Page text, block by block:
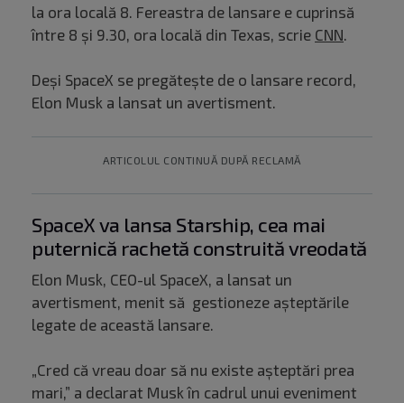
la ora locală 8. Fereastra de lansare e cuprinsă
între 8 și 9.30, ora locală din Texas, scrie CNN.
Deși SpaceX se pregătește de o lansare record,
Elon Musk a lansat un avertisment.
ARTICOLUL CONTINUĂ DUPĂ RECLAMĂ
SpaceX va lansa Starship, cea mai
puternică rachetă construită vreodată
Elon Musk, CEO-ul SpaceX, a lansat un
avertisment, menit să gestioneze așteptările
legate de această lansare.
„Cred că vreau doar să nu existe așteptări prea
mari,” a declarat Musk în cadrul unui eveniment